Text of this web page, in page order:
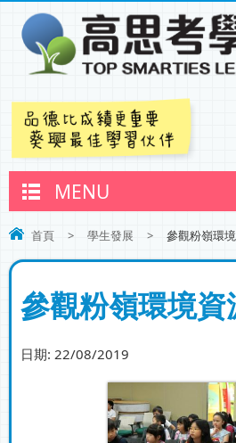
MENU
首頁 > 學生發展 > 參觀粉嶺環
參觀粉嶺環境資
日期: 22/08/2019